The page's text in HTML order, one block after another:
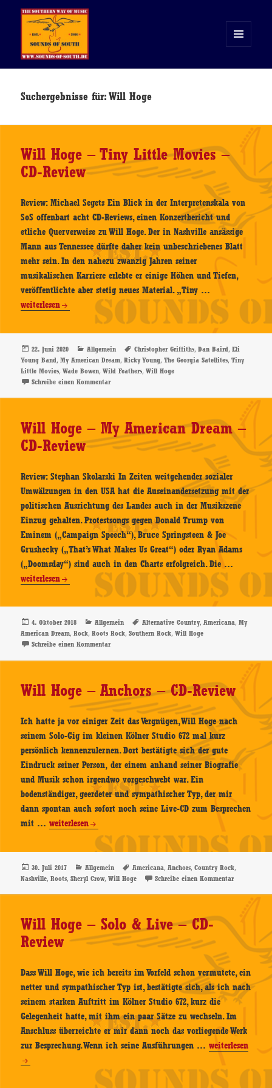
WIDGETS
Suchergebnisse für: Will Hoge
Will Hoge – Tiny Little Movies –
CD-Review
Review: Michael Segets Ein Blick in der Interpretenskala von
SoS offenbart acht CD-Reviews, einen Konzertbericht und
etliche Querverweise zu Will Hoge. Der in Nashville ansässige
Mann aus Tennessee dürfte daher kein unbeschriebenes Blatt
mehr sein. In den nahezu zwanzig Jahren seiner
musikalischen Karriere erlebte er einige Höhen und Tiefen,
veröffentlichte aber stetig neues Material. „Tiny …
Hoge
–
Tiny
Little
Movies
weiterlesen
Veröffentlicht
am
22. Juni 2020 Kategorien
Allgemein Schlagwörter
Christopher Griffiths,Dan Baird,Eli
Young Band,My American Dream,Ricky Young,The Georgia Satellites,Tiny
Little Movies,Wade Bowen,Wild Feathers,Will Hoge
Schreibe einen Kommentarzu Will Hoge – Tiny Little Movies – CD-Review
Will Hoge – My American Dream –
CD-Review
Review: Stephan Skolarski In Zeiten weitgehender sozialer
Umwälzungen in den USA hat die Auseinandersetzung mit der
politischen Ausrichtung des Landes auch in der Musikszene
Einzug gehalten. Protestsongs gegen Donald Trump von
Eminem („Campaign Speech“), Bruce Springsteen & Joe
Grushecky („That’s What Makes Us Great“) oder Ryan Adams
(„Doomsday“) sind auch in den Charts erfolgreich. Die …
Hoge
My
American
Review
weiterlesen
Veröffentlicht
am
4. Oktober 2018 Kategorien
Allgemein Schlagwörter
Alternative Country,Americana,My
American Dream,Rock,Roots Rock,Southern Rock,Will Hoge
Schreibe einen Kommentarzu Will Hoge – My American Dream – CD-Review
Will Hoge – Anchors – CD-Review
Ich hatte ja vor einiger Zeit das Vergnügen, Will Hoge nach
seinem Solo-Gig im kleinen Kölner Studio 672 mal kurz
persönlich kennenzulernen. Dort bestätigte sich der gute
Eindruck seiner Person, der einem anhand seiner Biografie
und Musik schon irgendwo vorgeschwebt war. Ein
bodenständiger, geerdeter und sympathischer Typ, der mir
dann spontan auch sofort noch seine Live-CD zum Besprechen
mit …Will
–
Anchors
–
CD-
weiterlesen
Veröffentlicht
am
30. Juli 2017 Kategorien
Allgemein Schlagwörter
Americana,Anchors,Country Rock,
Nashville,Roots,Sheryl Crow,Will Hoge Schreibe einen Kommentarzu Will Hoge
Will Hoge – Solo & Live – CD-
Review
Dass Will Hoge, wie ich bereits im Vorfeld schon vermutete, ein
netter und sympathischer Typ ist, bestätigte sich, als ich nach
seinem starken Auftritt im Kölner Studio 672, kurz die
Gelegenheit hatte, mit ihm ein paar Sätze zu wechseln. Im
Anschluss überreichte er mir dann noch das vorliegende Werk
zur Besprechung. Wenn ich seine Ausführungen …Will
–
weiterlesen